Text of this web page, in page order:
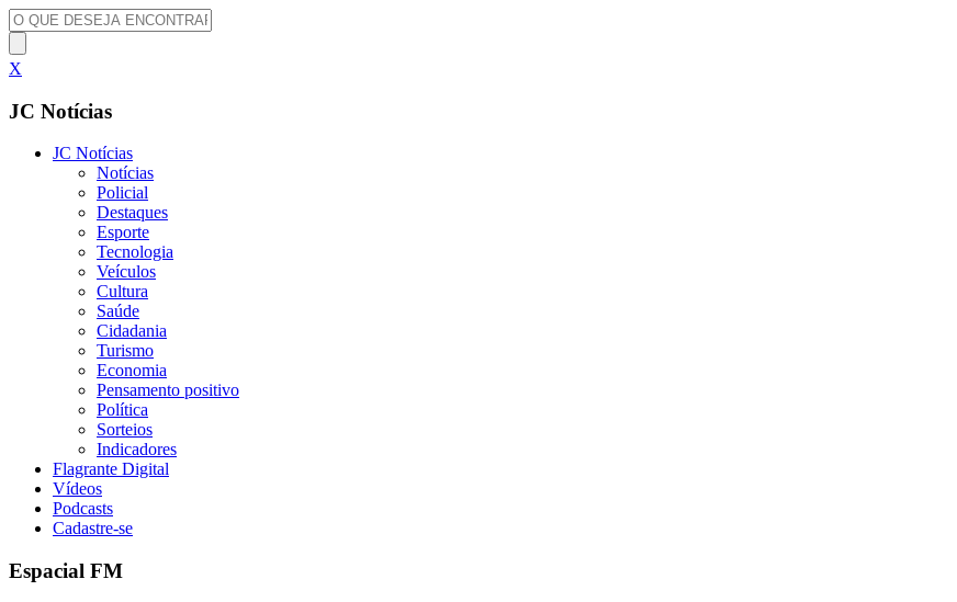
X
JC Notícias
JC Notícias
Notícias
Policial
Destaques
Esporte
Tecnologia
Veículos
Cultura
Saúde
Cidadania
Turismo
Economia
Pensamento positivo
Política
Sorteios
Indicadores
Flagrante Digital
Vídeos
Podcasts
Cadastre-se
Espacial FM